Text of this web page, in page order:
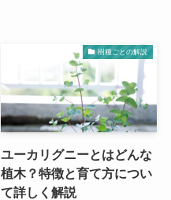
樹種ごとの解説
ユーカリグニーとはどんな
植木？特徴と育て方につい
て詳しく解説